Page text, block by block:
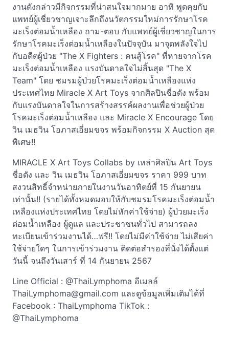
งานดังกล่าวมีกิจกรรมที่น่าสนใจมากมาย อาทิ พูดคุยกับ
แพทย์ผู้เชี่ยวชาญเจาะลึกถึงนวัตกรรมใหม่การรักษาโรค
มะเร็งต่อมน้ำเหลือง ถาม-ตอบ กับแพทย์ผู้เชี่ยวชาญในการ
รักษาโรคมะเร็งต่อมน้ำเหลืองในปัจจุบัน มาจุดพลังใจไป
กับอดีตผู้ป่วย "The X Fighters : คนสู้โรค" ที่หายจากโรค
มะเร็งต่อมน้ำเหลือง แรงบันดาลใจไม่สิ้นสุด "The X
Team" โดย ชมรมผู้ป่วยโรคมะเร็งต่อมน้ำเหลืองแห่ง
ประเทศไทย Miracle X Art Toys จากศิลปินชื่อดัง พร้อม
กับแรงบันดาลใจในการสร้างสรรค์ผลงานเพื่อช่วยผู้ป่วย
โรคมะเร็งต่อมน้ำเหลือง และ Miracle X Encourage โดย
วิน เมธวิน โอภาสเอี่ยมขจร พร้อมกิจกรรม X Auction สุด
พิเศษ!!
MIRACLE X Art Toys Collabs by เหล่าศิลปิน Art Toys
ชื่อดัง และ วิน เมธวิน โอภาสเอี่ยมขจร ราคา 999 บาท
สงวนสิทธิ์จำหน่ายภายในงานวันอาทิตย์ที่ 15 กันยายน
เท่านั้น!! (รายได้ทั้งหมดมอบให้กับชมรมโรคมะเร็งต่อมน้ำ
เหลืองแห่งประเทศไทย โดยไม่หักค่าใช้จ่าย) ผู้ป่วยมะเร็ง
ต่อมน้ำเหลือง ผู้ดูแล และประชาชนทั่วไป สามารถลง
ทะเบียนเข้าร่วมงานได้…ฟรี!! โดยไม่มีค่าใช้จ่าย ไม่เสียค่า
ใช้จ่ายใดๆ ในการเข้าร่วมงาน ติดต่อสำรองที่นั่งได้ตั้งแต่
วันนี้ จนถึงวันเสาร์ ที่ 14 กันยายน 2567
Line Official : @ThaiLymphoma อีเมลล์
ThaiLymphoma@gmail.com และดูข้อมูลเพิ่มเติมได้ที่
Facebook : ThaiLymphoma TikTok :
@ThaiLymphoma